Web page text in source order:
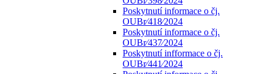
Poskytnutí informace o čj.
OUBr⁄418⁄2024
Poskytnutí informace o čj.
OUBr⁄437⁄2024
Poskytnutí infformace o čj.
OUBr⁄441⁄2024